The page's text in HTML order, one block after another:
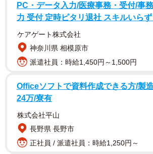
PC・データ入力/医療事務・受付/事
力 受付 定時ピタリ退社 スキルいら
ケアゲート株式会社
神奈川県 相模原市
派遣社員：時給1,450円～1,500円
Officeソフトで資料作成できる方/製
24万/寮有
株式会社平山
長野県 長野市
正社員 / 派遣社員：時給1,250円～